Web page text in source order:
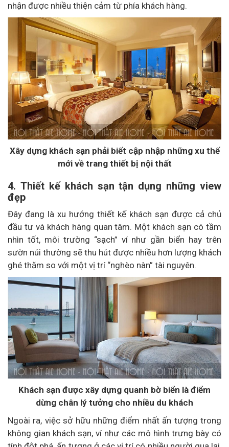
nhận được nhiều thiện cảm từ phía khách hàng.
Xây dựng khách sạn phải biết cập nhập những xu thế
mới về trang thiết bị nội thất
4. Thiết kế khách sạn tận dụng những view
đẹp
Đây đang là xu hướng thiết kế khách sạn được cả chủ
đầu tư và khách hàng quan tâm. Một khách sạn có tầm
nhìn tốt, môi trường “sạch” ví như gần biển hay trên
sườn núi thường sẽ thu hút được nhiều hơn lượng khách
ghé thăm so với một vị trí “nghèo nàn” tài nguyên.
Khách sạn được xây dựng quanh bờ biển là điểm
dừng chân lý tưởng cho nhiều du khách
Ngoài ra, việc sở hữu những điểm nhất ấn tượng trong
không gian khách sạn, ví như các mô hình trưng bày có